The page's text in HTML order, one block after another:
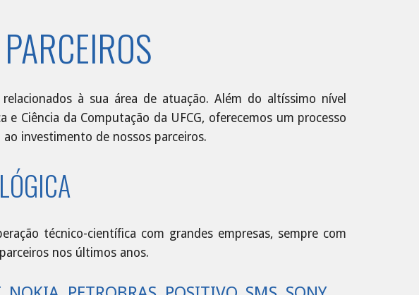
à sua área de atuação. Além do altíssimo nível
Ciência da Computação da UFCG, oferecemos um processo
investimento de nossos parceiros.
técnico-científica com grandes empresas, sempre com
nos últimos anos.